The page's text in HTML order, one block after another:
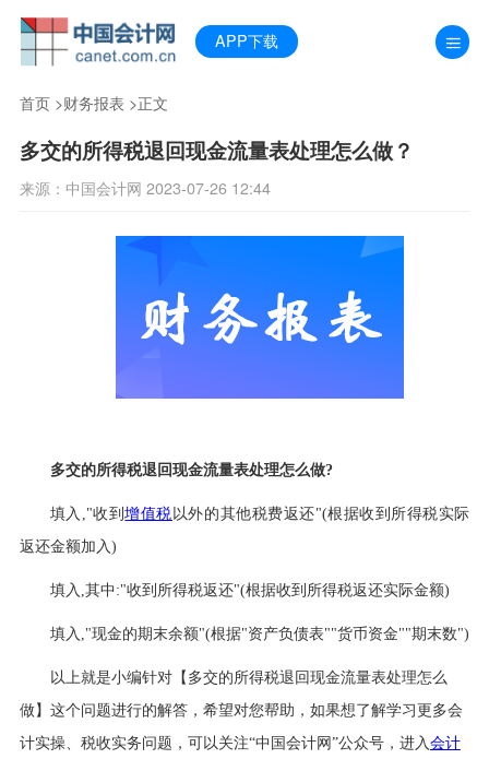
APP下载
首页>财务报表 >正文
多交的所得税退回现金流量表处理怎么做？
来源：中国会计网 2023-07-26 12:44
多交的所得税退回现金流量表处理怎么做?
填入,"收到增值税 以外的其他税费返还"(根据收到所得税实际
返还金额加入)
填入,其中:"收到所得税返还"(根据收到所得税返还实际金额)
填入,"现金的期末余额"(根据"资产负债表""货币资金""期末数")
以上就是小编针对【多交的所得税退回现金流量表处理怎么
做】这个问题进行的解答，希望对您帮助，如果想了解学习更多会
计实操、税收实务问题，可以关注“中国会计网”公众号，进入 会计